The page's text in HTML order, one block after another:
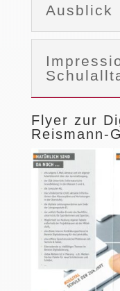
Ausblick
Flyer zur
Reismann-